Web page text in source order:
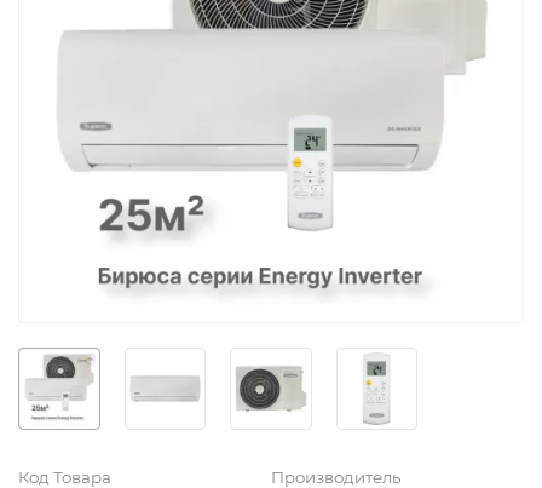
Код Товара Производитель